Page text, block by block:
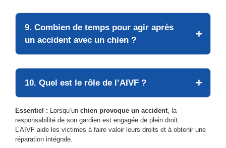
9. Combien de temps pour agir après
un accident avec un chien ?
10. Quel est le rôle de l’AIVF ?
Essentiel : Lorsqu’un chien provoque un accident , la
responsabilité de son gardien est engagée de plein droit.
L’AIVF aide les victimes à faire valoir leurs droits et à obtenir une
réparation intégrale.